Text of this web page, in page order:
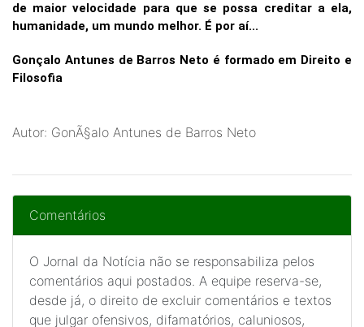
de maior velocidade para que se possa creditar a ela,
humanidade, um mundo melhor. É por aí...
Gonçalo Antunes de Barros Neto é formado em Direito e
Filosofia
Autor: GonÃ§alo Antunes de Barros Neto
Comentários
O Jornal da Notícia não se responsabiliza pelos
comentários aqui postados. A equipe reserva-se,
desde já, o direito de excluir comentários e textos
que julgar ofensivos, difamatórios, caluniosos,